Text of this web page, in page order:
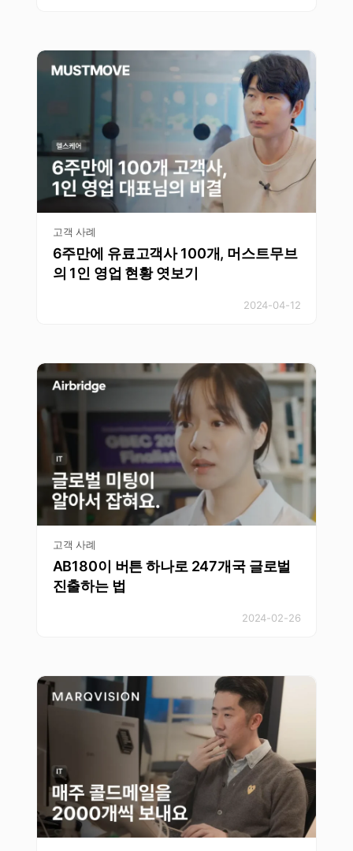
고객 사례
6주만에 유료고객사 100개, 머스트무브
의 1인 영업 현황 엿보기
2024-04-12
고객 사례
AB180이 버튼 하나로 247개국 글로벌
진출하는 법
2024-02-26